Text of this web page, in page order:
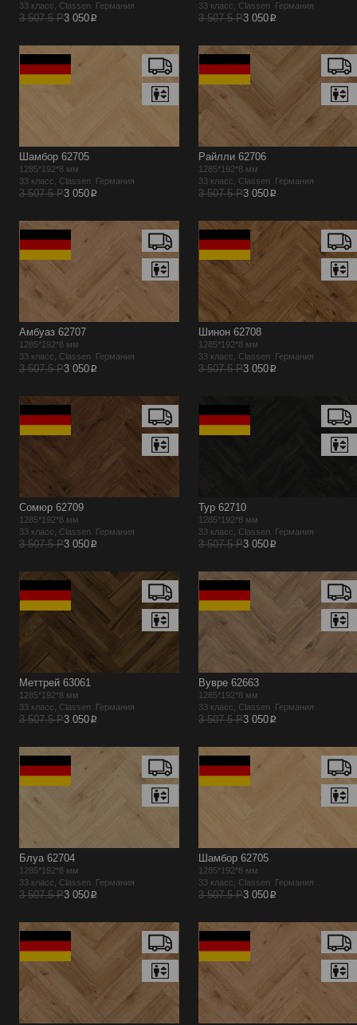
33 класс, Classen Германия
3 507.5 Р3 050p
33 класс, Classen Германия
3 507.5 Р3 050p
Шамбор 62705
1285*192*8 мм
33 класс, Classen Германия
3 507.5 Р3 050p
Райлли 62706
1285*192*8 мм
33 класс, Classen Германия
3 507.5 Р3 050p
Амбуаз 62707
1285*192*8 мм
33 класс, Classen Германия
3 507.5 Р3 050p
Шинон 62708
1285*192*8 мм
33 класс, Classen Германия
3 507.5 Р3 050p
Сомюр 62709
1285*192*8 мм
33 класс, Classen Германия
3 507.5 Р3 050p
Тур 62710
1285*192*8 мм
33 класс, Classen Германия
3 507.5 Р3 050p
Меттрей 63061
1285*192*8 мм
33 класс, Classen Германия
3 507.5 Р3 050p
Вувре 62663
1285*192*8 мм
33 класс, Classen Германия
3 507.5 Р3 050p
Блуа 62704
1285*192*8 мм
33 класс, Classen Германия
3 507.5 Р3 050p
Шамбор 62705
1285*192*8 мм
33 класс, Classen Германия
3 507.5 Р3 050p